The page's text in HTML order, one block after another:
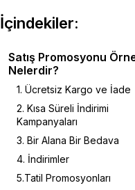
İçindekiler:
Satış Promosyonu
Nelerdir?
1. Ücretsiz Kargo ve İade
2. Kısa Süreli İndirimi
Kampanyaları
3. Bir Alana Bir Bedava
4. İndirimler
5.Tatil Promosyonları